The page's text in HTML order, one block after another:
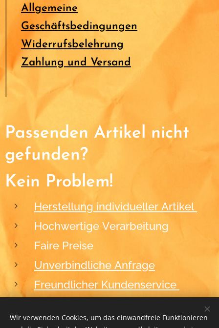
Allgemeine
Geschäftsbedingungen
Widerrufsbelehrung
Zahlung und Versand
Passenden Artikel nicht
gefunden?
Kein Problem!
Herstellung individueller Artikel
Hochwertige Verarbeitung
Faire Preise
Unverbindliche Anfrage
Freundlicher Kundenservice
Wir verwenden Cookies, um das einwandfreie Funktionieren